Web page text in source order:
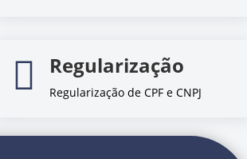
 Regularização
Regularização de CPF e CNPJ